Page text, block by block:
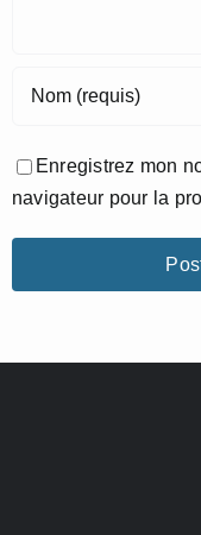
Enregistrez mon
navigateur pour la